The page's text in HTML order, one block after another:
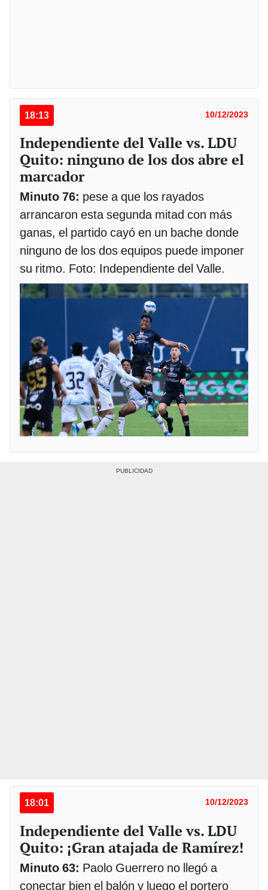
18:13 10/12/2023
Independiente del Valle vs. LDU
Quito: ninguno de los dos abre el
marcador
Minuto 76: pese a que los rayados
arrancaron esta segunda mitad con más
ganas, el partido cayó en un bache donde
ninguno de los dos equipos puede imponer
su ritmo. Foto: Independiente del Valle.
18:01 10/12/2023
Independiente del Valle vs. LDU
Quito: ¡Gran atajada de Ramírez!
Minuto 63: Paolo Guerrero no llegó a
conectar bien el balón y luego el portero